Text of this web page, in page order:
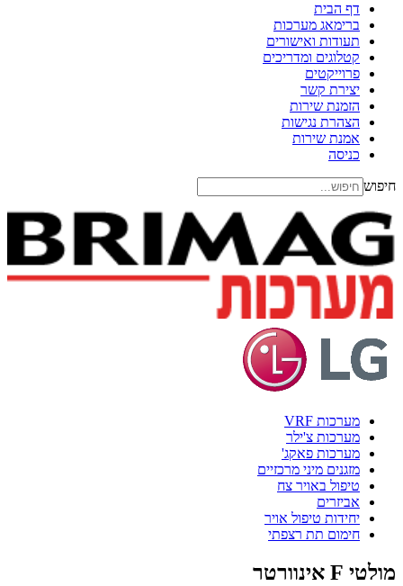
דף הבית
ברימאג מערכות
תעודות ואישורים
קטלוגים ומדריכים
פרוייקטים
יצירת קשר
הזמנת שירות
הצהרת נגישות
אמנת שירות
כניסה
חיפוש
מערכות VRF
מערכות צ'ילר
מערכות פאקג'
מזגנים מיני מרכזיים
טיפול באויר צח
אביזרים
יחידות טיפול אויר
חימום תת רצפתי
מולטי F אינוורטר